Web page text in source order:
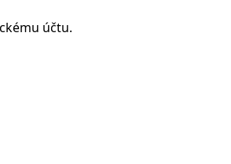
účtu.